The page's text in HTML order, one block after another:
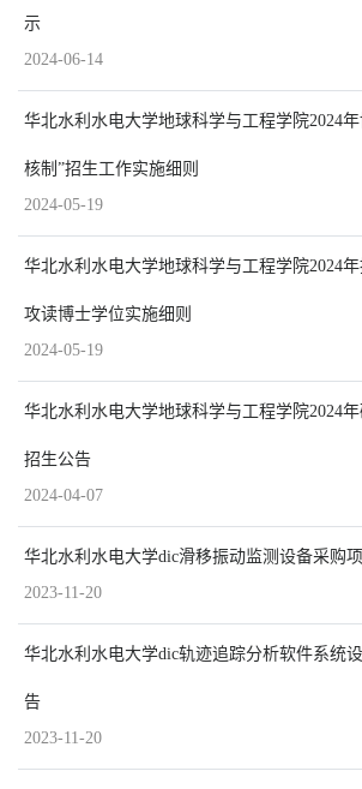
示
2024-06-14
华北水利水电大学地球科学与工程学院2024
核制”招生工作实施细则
2024-05-19
华北水利水电大学地球科学与工程学院2024
攻读博士学位实施细则
2024-05-19
华北水利水电大学地球科学与工程学院2024
招生公告
2024-04-07
华北水利水电大学dic滑移振动监测设备采购
2023-11-20
华北水利水电大学dic轨迹追踪分析软件系统
告
2023-11-20